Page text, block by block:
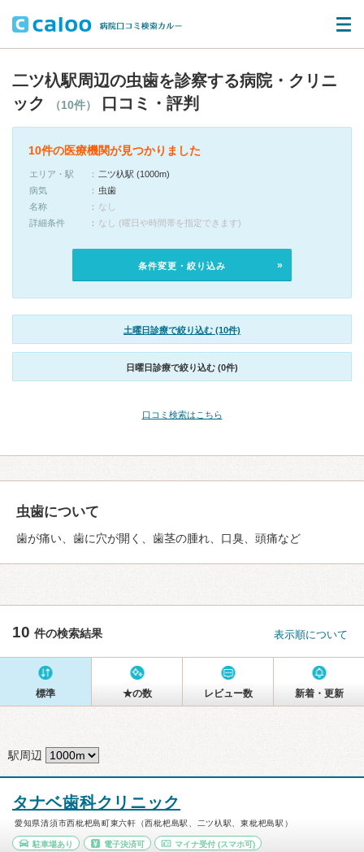
二ツ杁駅周辺の虫歯を診察する病院・クリニ
ック
（10件） 口コミ・評判
10件の医療機関が見つかりました
エリア・駅
二ツ杁駅 (1000m)
病気
虫歯
名称
なし
詳細条件
なし (曜日や時間帯を指定できます)
条件変更・絞り込み
土曜日診療で絞り込む (10件)
日曜日診療で絞り込む (0件)
口コミ検索はこちら
虫歯について
歯が痛い、歯に穴が開く、歯茎の腫れ、口臭、頭痛など
10 件の検索結果 表示順について
標準 ★の数 レビュー数 新着・更新
駅周辺
タナベ歯科クリニック
愛知県清須市西枇杷島町東六軒（西枇杷島駅、二ツ杁駅、東枇杷島駅）
駐車場あり 電子決済可 マイナ受付 (スマホ可)